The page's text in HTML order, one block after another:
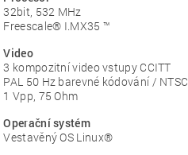
32bit, 532 MHz
Freescale® I.MX35 ™
Video
3 kompozitní video vstupy CCITT
PAL 50 Hz barevné kódování / NTSC
1 Vpp, 75 Ohm
Operační systém
Vestavěný OS Linux®